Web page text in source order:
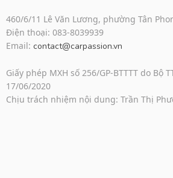
460/6/11 Lê Văn Lương, phường Tân
Điện thoại: 083-8039939
Email: contact@carpassion.vn
Giấy phép MXH số 256/GP-BTTTT do Bộ
17/06/2020
Chịu trách nhiệm nội dung: Trần Thị